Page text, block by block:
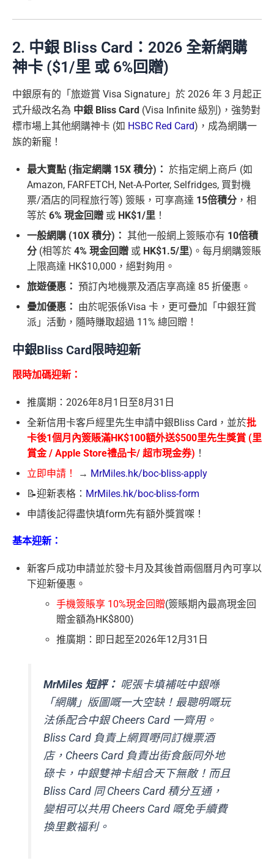
2. 中銀 Bliss Card：2026 全新網購
神卡 ($1/里 或 6%回贈)
中銀原有的「旅遊賞 Visa Signature」於 2026 年 3 月起正
式升級改名為 中銀 Bliss Card (Visa Infinite 級別)，強勢對
標市場上其他網購神卡 (如 HSBC Red Card)，成為網購一
族的新寵！
最大賣點 (指定網購 15X 積分)： 於指定網上商戶 (如
Amazon, FARFETCH, Net-A-Porter, Selfridges, 買對機
票/酒店的同程旅行等) 簽賬，可享高達 15倍積分 ，相
等於 6% 現金回贈 或 HK$1/里 ！
一般網購 (10X 積分)： 其他一般網上簽賬亦有 10倍積
分 (相等於 4% 現金回贈 或 HK$1.5/里)。每月網購簽賬
上限高達 HK$10,000，絕對夠用。
旅遊優惠： 預訂內地機票及酒店享高達 85 折優惠。
疊加優惠： 由於呢張係Visa 卡，更可疊加「中銀狂賞
派」活動，隨時賺取超過 11% 總回贈！
中銀Bliss Card限時迎新
限時加碼迎新：
推廣期：2026年8月1日至8月31日
全新信用卡客戶經里先生申請中銀Bliss Card，並於批
卡後1個月內簽賬滿HK$100額外送$500⾥先⽣獎賞 (⾥
賞⾦ / Apple Store禮品卡/ 超市現⾦券) ！
立即申請！
→ MrMiles.hk/boc-bliss-apply
📝迎新表格： MrMiles.hk/boc-bliss-form
申請後記得盡快填form先有額外獎賞㗎！
基本迎新：
新客戶成功申請並於發卡月及其後首兩個曆月內可享以
下迎新優惠。
手機簽賬享 10%現金回贈(簽賬期內最高現金回
贈金額為HK$800)
推廣期：即日起至2026年12月31日
MrMiles 短評： 呢張卡填補咗中銀喺
「網購」版圖嘅一大空缺！最聰明嘅玩
法係配合中銀 Cheers Card 一齊用。
Bliss Card 負責上網買嘢同訂機票酒
店，Cheers Card 負責出街食飯同外地
碌卡，中銀雙神卡組合天下無敵！而且
Bliss Card 同 Cheers Card 積分互通，
變相可以共用 Cheers Card 嘅免手續費
換里數福利。